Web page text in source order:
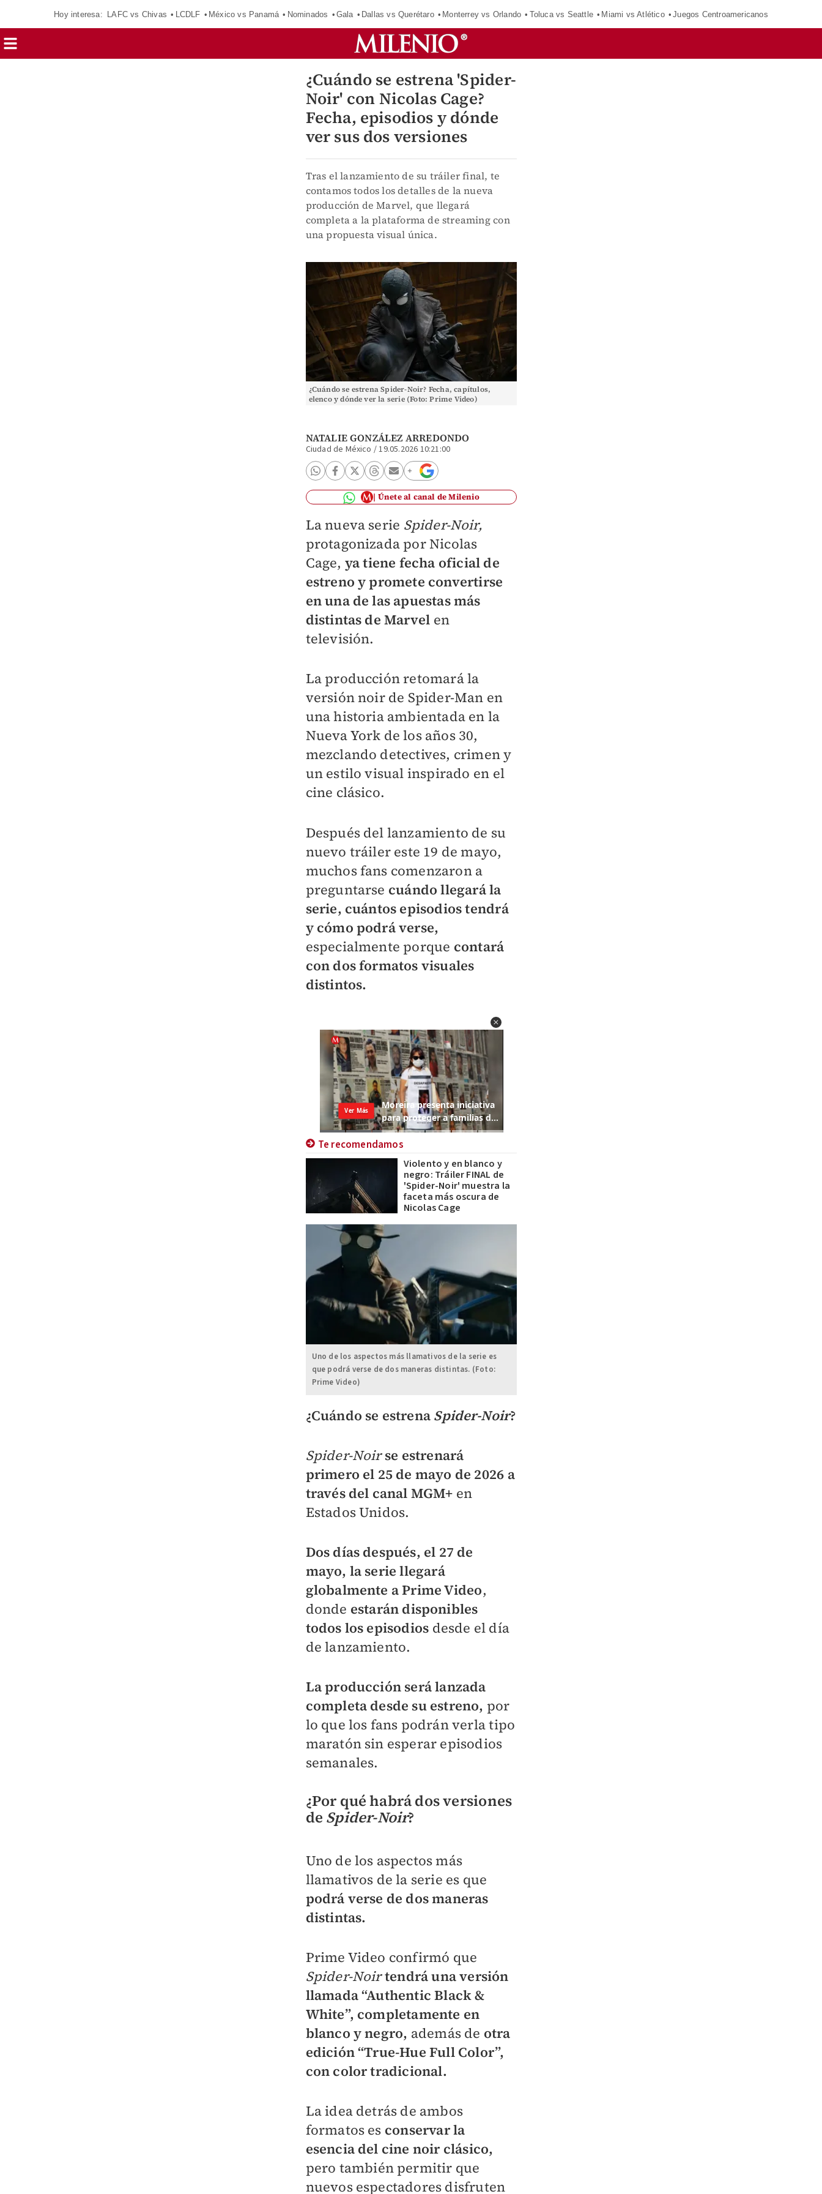
Hoy interesa: LAFC vs Chivas LCDLF México vs Panamá Nominados Gala Dallas vs Querétaro Monterrey vs Orlando Toluca vs Seattle Miami vs Atlético Juegos Centroamericanos
¿Cuándo se estrena 'Spider-
Noir' con Nicolas Cage?
Fecha, episodios y dónde
ver sus dos versiones
Tras el lanzamiento de su tráiler final, te
contamos todos los detalles de la nueva
producción de Marvel, que llegará
completa a la plataforma de streaming con
una propuesta visual única.
¿Cuándo se estrena Spider-Noir? Fecha, capítulos,
elenco y dónde ver la serie (Foto: Prime Video)
NATALIE GONZÁLEZ ARREDONDO
Ciudad de México /19.05.2026 10:21:00
Únete al canal de Milenio
La nueva serie Spider-Noir,
protagonizada por Nicolas
Cage, ya tiene fecha oficial de
estreno y promete convertirse
en una de las apuestas más
distintas de Marvel en
televisión.
La producción retomará la
versión noir de Spider-Man en
una historia ambientada en la
Nueva York de los años 30,
mezclando detectives, crimen y
un estilo visual inspirado en el
cine clásico.
Después del lanzamiento de su
nuevo tráiler este 19 de mayo,
muchos fans comenzaron a
preguntarse cuándo llegará la
serie, cuántos episodios tendrá
y cómo podrá verse,
especialmente porque contará
con dos formatos visuales
distintos.
Te recomendamos
Violento y en blanco y
negro: Tráiler FINAL de
'Spider-Noir' muestra la
faceta más oscura de
Nicolas Cage
Uno de los aspectos más llamativos de la serie es
que podrá verse de dos maneras distintas. (Foto:
Prime Video)
¿Cuándo se estrena Spider-Noir?
Spider-Noirse estrenará
primero el 25 de mayo de 2026 a
través del canal MGM+ en
Estados Unidos.
Dos días después, el 27 de
mayo, la serie llegará
globalmente a Prime Video,
donde estarán disponibles
todos los episodios desde el día
de lanzamiento.
La producción será lanzada
completa desde su estreno, por
lo que los fans podrán verla tipo
maratón sin esperar episodios
semanales.
¿Por qué habrá dos versiones
de Spider-Noir?
Uno de los aspectos más
llamativos de la serie es que
podrá verse de dos maneras
distintas.
Prime Video confirmó que
Spider-Noirtendrá una versión
llamada “Authentic Black &
White”, completamente en
blanco y negro, además de otra
edición “True-Hue Full Color”,
con color tradicional.
La idea detrás de ambos
formatos es conservar la
esencia del cine noir clásico,
pero también permitir que
nuevos espectadores disfruten